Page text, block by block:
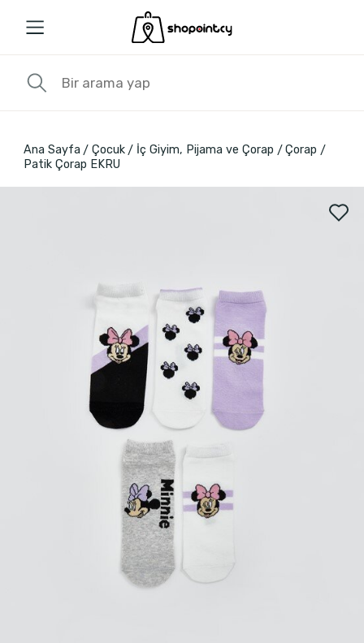
Ana Sayfa Çocuk İç Giyim, Pijama ve Çorap
Çorap
Patik Çorap EKRU